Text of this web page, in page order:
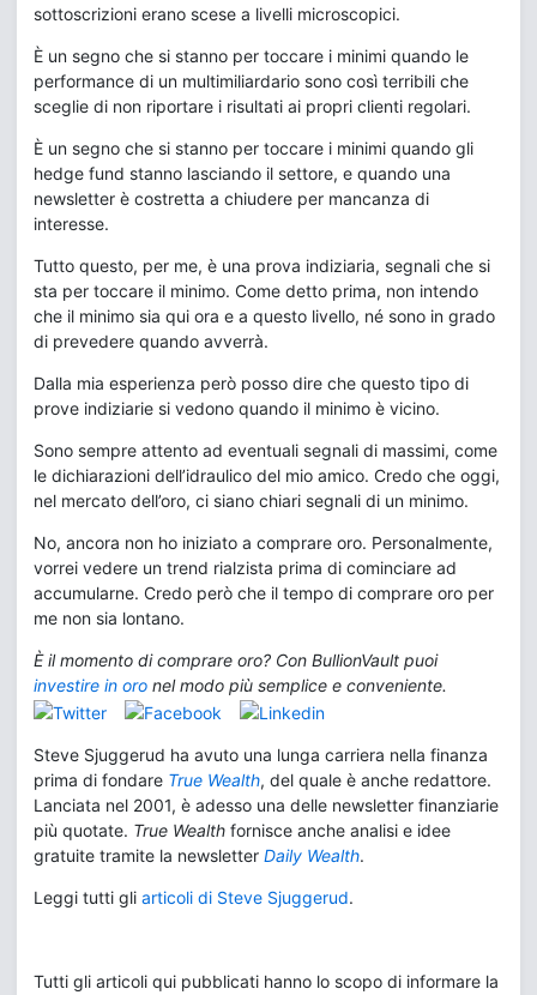
sottoscrizioni erano scese a livelli microscopici.
È un segno che si stanno per toccare i minimi quando le
performance di un multimiliardario sono così terribili che
sceglie di non riportare i risultati ai propri clienti regolari.
È un segno che si stanno per toccare i minimi quando gli
hedge fund stanno lasciando il settore, e quando una
newsletter è costretta a chiudere per mancanza di
interesse.
Tutto questo, per me, è una prova indiziaria, segnali che si
sta per toccare il minimo. Come detto prima, non intendo
che il minimo sia qui ora e a questo livello, né sono in grado
di prevedere quando avverrà.
Dalla mia esperienza però posso dire che questo tipo di
prove indiziarie si vedono quando il minimo è vicino.
Sono sempre attento ad eventuali segnali di massimi, come
le dichiarazioni dell’idraulico del mio amico. Credo che oggi,
nel mercato dell’oro, ci siano chiari segnali di un minimo.
No, ancora non ho iniziato a comprare oro. Personalmente,
vorrei vedere un trend rialzista prima di cominciare ad
accumularne. Credo però che il tempo di comprare oro per
me non sia lontano.
È il momento di comprare oro? Con BullionVault puoi
investire in oro nel modo più semplice e conveniente.
Steve Sjuggerud ha avuto una lunga carriera nella finanza
prima di fondare True Wealth, del quale è anche redattore.
Lanciata nel 2001, è adesso una delle newsletter finanziarie
più quotate. True Wealth fornisce anche analisi e idee
gratuite tramite la newsletter Daily Wealth.
Leggi tutti gli articoli di Steve Sjuggerud.
Tutti gli articoli qui pubblicati hanno lo scopo di informare la